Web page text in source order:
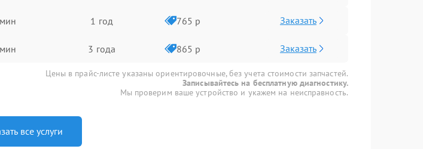
1 год 765 р Заказать
3 года 865 р Заказать
Цены в прайс-листе указаны ориентировочные, без учета стоимости запчастей.
Записывайтесь на бесплатную диагностику.
Мы проверим ваше устройство и укажем на неисправность.
все услуги